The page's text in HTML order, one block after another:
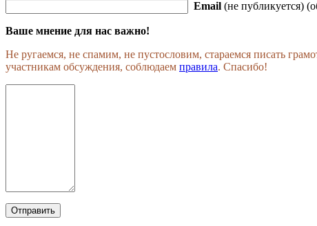
Email (не публикуется)
Ваше мнение для нас важно!
Не ругаемся, не спамим, не пустословим, стараемся писать
участникам обсуждения, соблюдаем правила. Спасибо!